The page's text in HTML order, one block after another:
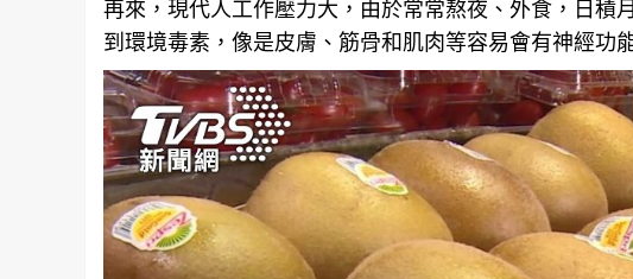
再來，現代人工作壓力大，由於常常熬夜、外食，日積
到環境毒素，像是皮膚、筋骨和肌肉等容易會有神經功